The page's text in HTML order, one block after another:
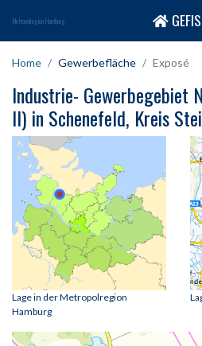
Metropolregion Hamburg GEFIS
Home Gewerbefläche Exposé
Industrie- Gewerbegebiet
II) in Schenefeld, Kreis
Lage in der Metropolregion
Hamburg